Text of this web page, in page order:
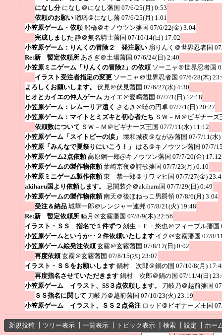
になし分 になし＠になし藩国 07/6/25(月) 0:53
依頼のお願い 瑠璃＠になし藩 07/6/25(月) 1:01
小笠原ゲーム・依頼 船橋＠キノウツン藩国 07/6/22(金) 3:04
完成しました 静＠無名騎士藩国 07/10/14(日) 17:02
小笠原ゲーム：りんくの冒険２ 発注願い 扇りんく＠世界忍者国
Re:新 暫定依頼所 あさぎ＠土場藩国 07/6/24(日) 2:40
小笠原ミニゲーム「りんくの冒険2」の依頼 ソーニャ＠世界忍者国
イラスト受注者指定の変更 ソーニャ＠世界忍者国 07/6/28(木)
よろしくお願いします。
伏見＠伏見藩国 07/6/27(水) 4:30
ヒオとカイエの仲人ゲーム カイエ＠愛鳴藩国 07/7/1(日) 12:18
小笠原ゲーム：レムーリア遠く さるき＠暁の円卓 07/7/1(日) 20:27
小笠原ゲーム：マイトとミズキと初心者たち ＳＷ－Ｍ＠ビギナーズ
依頼数について ＳＷ－Ｍ＠ビギナーズ王国 07/7/11(水) 11:12
小笠原ゲーム「スイトピーの涙」
壊和城夜＠ながみ藩国 07/7/11(水)
小笠原「みんなで夏祭りにいこう！」
はる＠キノウツン藩国 07/7/
小笠原ゲーム2点依頼 高原鋼一郎@キノウツン藩国 07/7/20(金) 17:12
小笠原ゲームの製作物依頼 葉崎京夜＠詩歌藩国 07/7/23(月) 0:10
小笠原ミニゲーム製作依頼 東 恭一郎＠リワマヒ国 07/7/27(金)
akiharu国より依頼します。
忌闇装介＠akiharu国 07/7/29(日) 0:49
小笠原ゲームの製作物依頼 南天＠後ほねっこ男爵領 07/8/6(月) 3:04
受注＆納品 城華一郎＠レンジャー連邦 07/8/21(火) 19:48
Re:新 暫定依頼所 睦月＠玄霧藩国 07/8/9(木) 22:56
イラスト・ＳＳ 指名で１件ずつ 刻生・Ｆ・悠也＠フィーブル藩国
小笠原ゲームというか･･２件依頼いたします イク＠玄霧藩国 07/8/
小笠原ゲーム絵発注依頼 玄霧＠玄霧藩国 07/8/12(日) 0:02
再度依頼 玄霧＠玄霧藩国 07/8/15(水) 23:07
イラスト・ＳＳをお願いします 鍋村 次郎＠鍋の国 07/10/8(月)
再度指名させていただきます 鍋村 次郎＠鍋の国 07/11/4(日)
小笠原ゲーム イラスト、SS３点依頼します。
刀岐乃＠越前藩国
ＳＳ指名に関して 刀岐乃＠越前藩国 07/10/23(火) 23:19
小笠原ゲーム イラスト、ＳＳ２点発注 ロッド＠ビギナーズ王国
新規投稿 ツリー表示 一覧表示 トピック表示 検索 設定
ホー